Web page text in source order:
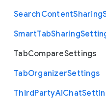
SearchContentSharing
SmartTabSharing
TabCompareSettings
TabOrganizerSettings
ThirdPartyAiChat